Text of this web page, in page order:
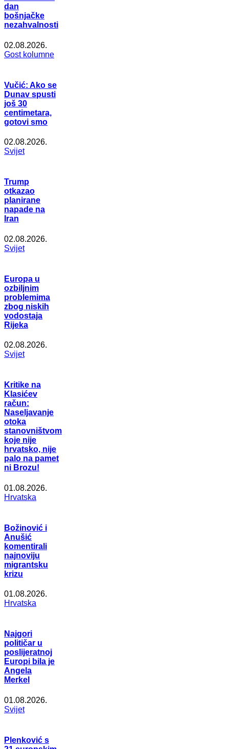
dan
bošnjačke
nezahvalnosti
02.08.2026.
Gost kolumne
Vučić: Ako se
Dunav spusti
još 30
centimetara,
gotovi smo
02.08.2026.
Svijet
Trump
otkazao
planirane
napade na
Iran
02.08.2026.
Svijet
Europa u
ozbiljnim
problemima
zbog niskih
vodostaja
Rijeka
02.08.2026.
Svijet
Kritike na
Klasićev
račun:
Naseljavanje
otoka
stanovništvom
koje nije
hrvatsko, nije
palo na pamet
ni Brozu!
01.08.2026.
Hrvatska
Božinović i
Anušić
komentirali
najnoviju
migrantsku
krizu
01.08.2026.
Hrvatska
Najgori
političar u
poslijeratnoj
Europi bila je
Angela
Merkel
01.08.2026.
Svijet
Plenković s